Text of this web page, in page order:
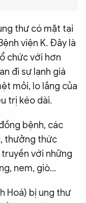
an
thư có mặt tại
viện K. Đây là
chức với hơn
đi sự lạnh giá
mỏi, lo lắng của
trị kéo dài.
bệnh, các
thưởng thức
với những
nem, giò...
Hoá) bị ung thư